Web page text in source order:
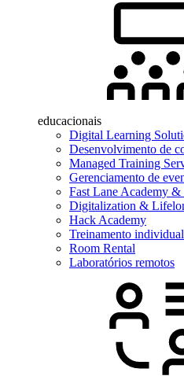
educacionais
Digital Learning
Desenvolvimento de
Managed Training
Gerenciamento de
Fast Lane Academy &
Digitalization &
Hack Academy
Treinamento
Room Rental
Laboratórios remotos